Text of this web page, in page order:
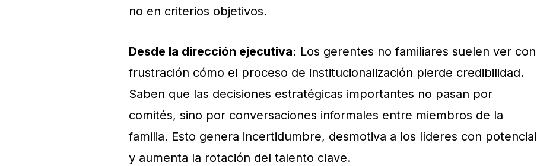
no en criterios objetivos.
Desde la dirección ejecutiva: Los gerentes no familiares suelen ver con
frustración cómo el proceso de institucionalización pierde credibilidad.
Saben que las decisiones estratégicas importantes no pasan por
comités, sino por conversaciones informales entre miembros de la
familia. Esto genera incertidumbre, desmotiva a los líderes con potencial
y aumenta la rotación del talento clave.